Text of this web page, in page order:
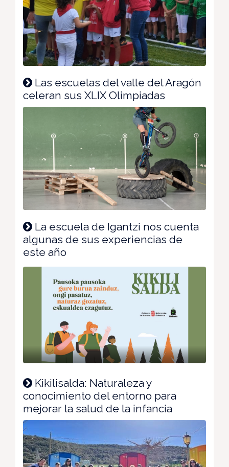
Las escuelas del valle del Aragón
celeran sus XLIX Olimpiadas
La escuela de Igantzi nos cuenta
algunas de sus experiencias de
este año
Kikilisalda: Naturaleza y
conocimiento del entorno para
mejorar la salud de la infancia